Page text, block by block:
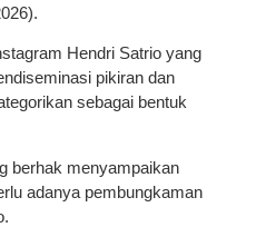
Hendri Satrio yang
pikiran dan
sebagai bentuk
berhak menyampaikan
adanya pembungkaman